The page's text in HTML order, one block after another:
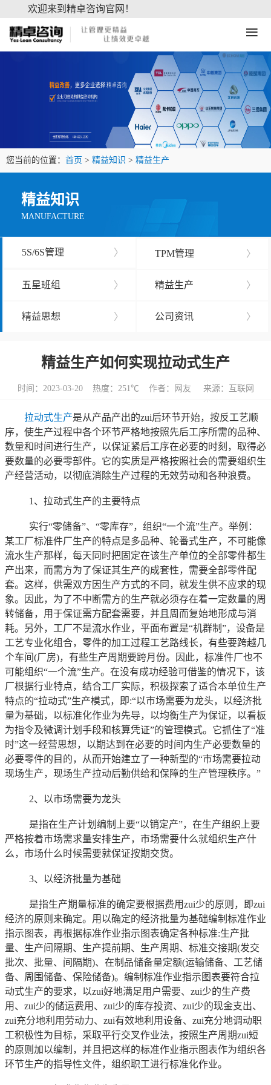
欢迎来到精卓咨询官网！
≡
您当前的位置： 首页 > 精益知识 > 精益生产
精益知识
MANUFACTURE
5S/6S管理 〉 TPM管理 〉
五星班组 〉 精益生产 〉
精益思想 〉 公司资讯 〉
精益生产如何实现拉动式生产
时间：2023-03-20 热度： 251℃ 作者：网友 来源：互联网
拉动式生产是从产品产出的zui后环节开始，按反工艺顺
序，使生产过程中各个环节严格地按照先后工序所需的品种、
数量和时间进行生产，以保证紧后工序在必要的时刻，取得必
要数量的必要零部件。它的实质是严格按照社会的需要组织生
产经营活动，以彻底消除生产过程的无效劳动和各种浪费。
1、拉动式生产的主要特点
实行“零储备”、“零库存”，组织“一个流”生产。举例：
某工厂标准件厂生产的特点是多品种、轮番式生产，不可能像
流水生产那样，每天同时把固定在该生产单位的全部零件都生
产出来，而需方为了保证其生产的成套性，需要全部零件配
套。这样，供需双方因生产方式的不同，就发生供不应求的现
象。因此，为了不中断需方的生产就必须存在着一定数量的周
转储备，用于保证需方配套需要，并且周而复始地形成与消
耗。另外，工厂不是流水作业，平面布置是“机群制”，设备是
工艺专业化组合，零件的加工过程工艺路线长，有些要跨越几
个车间(厂房)，有些生产周期要跨月份。因此，标准件厂也不
可能组织“一个流”生产。在没有成功经验可借鉴的情况下，该
厂根据行业特点，结合工厂实际，积极探索了适合本单位生产
特点的“拉动式”生产模式，即:“以市场需要为龙头，以经济批
量为基础，以标准化作业为先导，以均衡生产为保证，以看板
为指令及微调计划手段和核算凭证”的管理模式。它抓住了“准
时”这一经营思想，以期达到在必要的时间内生产必要数量的
必要零件的目的，从而开始建立了一种新型的“市场需要拉动
现场生产，现场生产拉动后勤供给和保障的生产管理秩序。”
2、以市场需要为龙头
是指在生产计划编制上要“以销定产”，在生产组织上要
严格按着市场需求量安排生产，市场需要什么就组织生产什
么，市场什么时候需要就保证按期交货。
3、以经济批量为基础
是指生产期量标准的确定要根据费用zui少的原则，即zui
经济的原则来确定。用以确定的经济批量为基础编制标准作业
指示图表，再根据标准作业指示图表确定各种标准:生产批
量、生产间隔期、生产提前期、生产周期、标准交接期(发交
批次、批量、间隔期)、在制品储备量定额(运输储备、工艺储
备、周围储备、保险储备)。编制标准作业指示图表要符合拉
动式生产的要求，以zui好地满足用户需要、zui少的生产费
用、zui少的储运费用、zui少的库存投资、zui少的现金支出、
zui充分地利用劳动力、zui有效地利用设备、zui充分地调动职
工积极性为目标，采取平行交叉作业法，按照生产周期zui短
的原则加以编制，并且把这样的标准作业指示图表作为组织各
环节生产的指导性文件，组织职工进行标准化作业。